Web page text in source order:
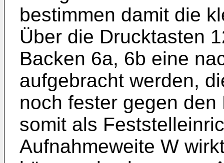
bestimmen damit die
Über die Drucktasten
Backen 6a, 6b eine
aufgebracht werden,
noch fester gegen
somit als
Aufnahmeweite W